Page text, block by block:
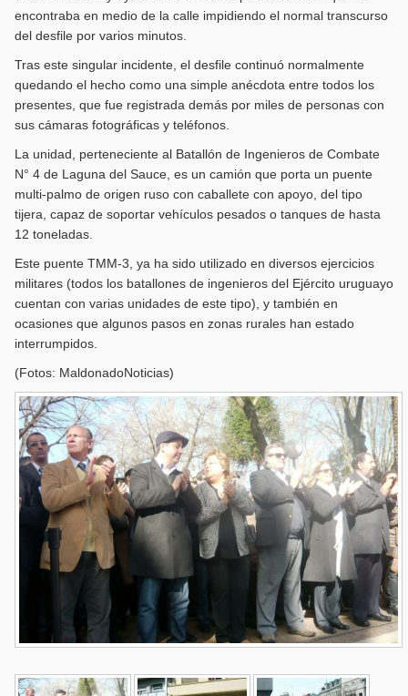
encontraba en medio de la calle impidiendo el normal transcurso
del desfile por varios minutos.
Tras este singular incidente, el desfile continuó normalmente
quedando el hecho como una simple anécdota entre todos los
presentes, que fue registrada demás por miles de personas con
sus cámaras fotográficas y teléfonos.
La unidad, perteneciente al Batallón de Ingenieros de Combate
N° 4 de Laguna del Sauce, es un camión que porta un puente
multi-palmo de origen ruso con caballete con apoyo, del tipo
tijera, capaz de soportar vehículos pesados o tanques de hasta
12 toneladas.
Este puente TMM-3, ya ha sido utilizado en diversos ejercicios
militares (todos los batallones de ingenieros del Ejército uruguayo
cuentan con varias unidades de este tipo), y también en
ocasiones que algunos pasos en zonas rurales han estado
interrumpidos.
(Fotos: MaldonadoNoticias)